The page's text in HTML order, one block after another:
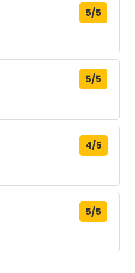
5/5
5/5
4/5
5/5